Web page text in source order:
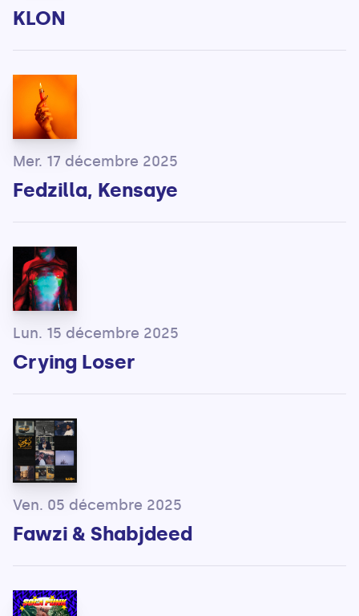
KLON
Mer. 17 décembre 2025
Fedzilla, Kensaye
Lun. 15 décembre 2025
Crying Loser
Ven. 05 décembre 2025
Fawzi & Shabjdeed